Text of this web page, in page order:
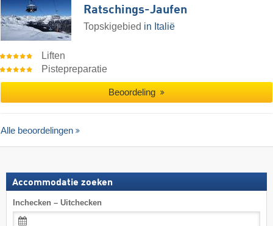
Ratschings-Jaufen
Topskigebied in Italië
Liften
Pistepreparatie
Beoordeling
Alle beoordelingen
Accommodatie zoeken
Inchecken – Uitchecken